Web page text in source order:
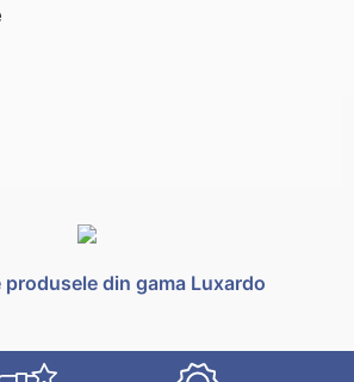
din gama Luxardo